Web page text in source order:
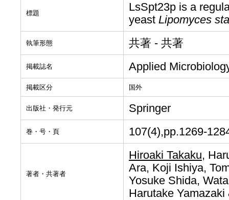
標題
LsSpt23p is a
yeast Lipomyces
執筆形態 共著 - 共著
掲載誌名 Applied
掲載区分 国外
出版社・発行元 Springer
巻・号・頁 107(4),pp.1269-
著者・共著者
Hiroaki Takaku,
Ara, Koji Ishiya,
Yosuke Shida,
Harutake